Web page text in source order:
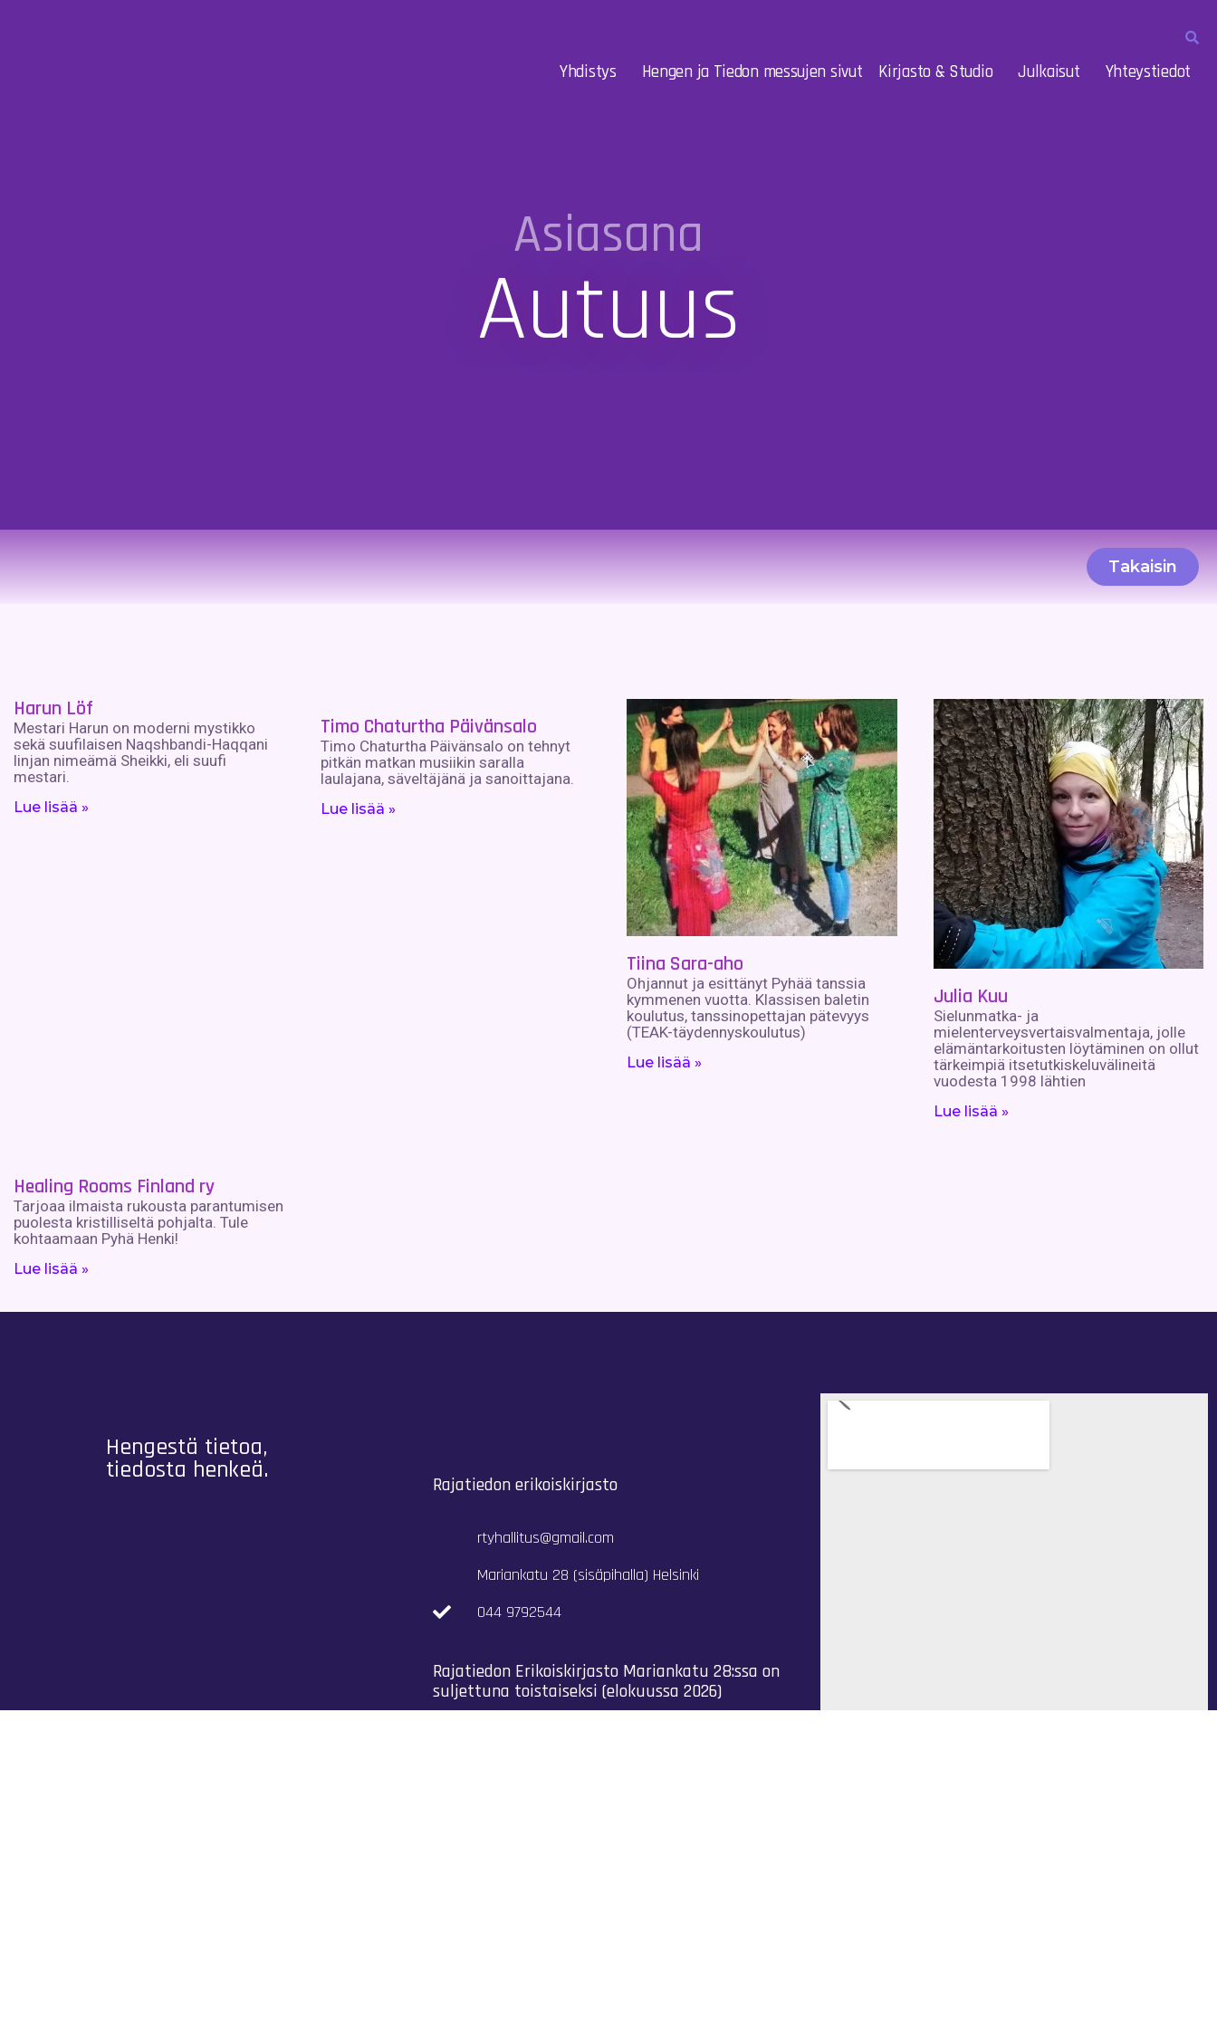
Yhdistys Hengen ja Tiedon messujen sivut Kirjasto & Studio Julkaisut Yhteystiedot
Asiasana
Autuus
Takaisin
Harun Löf
Mestari Harun on moderni mystikko
sekä suufilaisen Naqshbandi-Haqqani
linjan nimeämä Sheikki, eli suufi
mestari.
Lue lisää »
Timo Chaturtha Päivänsalo
Timo Chaturtha Päivänsalo on tehnyt
pitkän matkan musiikin saralla
laulajana, säveltäjänä ja sanoittajana.
Lue lisää »
Tiina Sara-aho
Ohjannut ja esittänyt Pyhää tanssia
kymmenen vuotta. Klassisen baletin
koulutus, tanssinopettajan pätevyys
(TEAK-täydennyskoulutus)
Lue lisää »
Julia Kuu
Sielunmatka- ja
mielenterveysvertaisvalmentaja, jolle
elämäntarkoitusten löytäminen on ollut
tärkeimpiä itsetutkiskeluvälineitä
vuodesta 1998 lähtien
Lue lisää »
Healing Rooms Finland ry
Tarjoaa ilmaista rukousta parantumisen
puolesta kristilliseltä pohjalta. Tule
kohtaamaan Pyhä Henki!
Lue lisää »
Hengestä tietoa,
tiedosta henkeä. Rajatiedon erikoiskirjasto
rtyhallitus@gmail.com
Mariankatu 28 (sisäpihalla) Helsinki
044 9792544
Rajatiedon Erikoiskirjasto Mariankatu 28:ssa on
suljettuna toistaiseksi (elokuussa 2026)